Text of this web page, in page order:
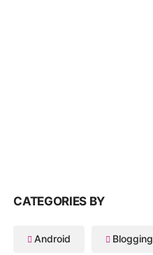
CATEGORIES BY
Android Blogging